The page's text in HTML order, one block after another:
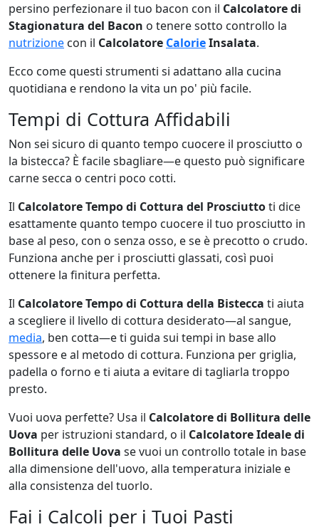
persino perfezionare il tuo bacon con il Calcolatore di
Stagionatura del Bacon o tenere sotto controllo la
nutrizione con il Calcolatore CalorieInsalata.
Ecco come questi strumenti si adattano alla cucina
quotidiana e rendono la vita un po' più facile.
Tempi di Cottura Affidabili
Non sei sicuro di quanto tempo cuocere il prosciutto o
la bistecca? È facile sbagliare—e questo può significare
carne secca o centri poco cotti.
Il Calcolatore Tempo di Cottura del Prosciuttoti dice
esattamente quanto tempo cuocere il tuo prosciutto in
base al peso, con o senza osso, e se è precotto o crudo.
Funziona anche per i prosciutti glassati, così puoi
ottenere la finitura perfetta.
Il Calcolatore Tempo di Cottura della Bistecca ti aiuta
a scegliere il livello di cottura desiderato—al sangue,
media, ben cotta—e ti guida sui tempi in base allo
spessore e al metodo di cottura. Funziona per griglia,
padella o forno e ti aiuta a evitare di tagliarla troppo
presto.
Vuoi uova perfette? Usa il Calcolatore di Bollitura delle
Uova per istruzioni standard, o il Calcolatore Ideale di
Bollitura delle Uova se vuoi un controllo totale in base
alla dimensione dell'uovo, alla temperatura iniziale e
alla consistenza del tuorlo.
Fai i Calcoli per i Tuoi Pasti